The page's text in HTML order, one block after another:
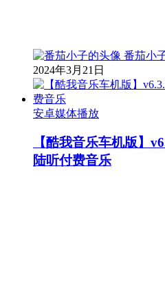
番茄小
2024年3月21日
安卓媒体播放
【酷我音乐车机版】
陆听付费音乐